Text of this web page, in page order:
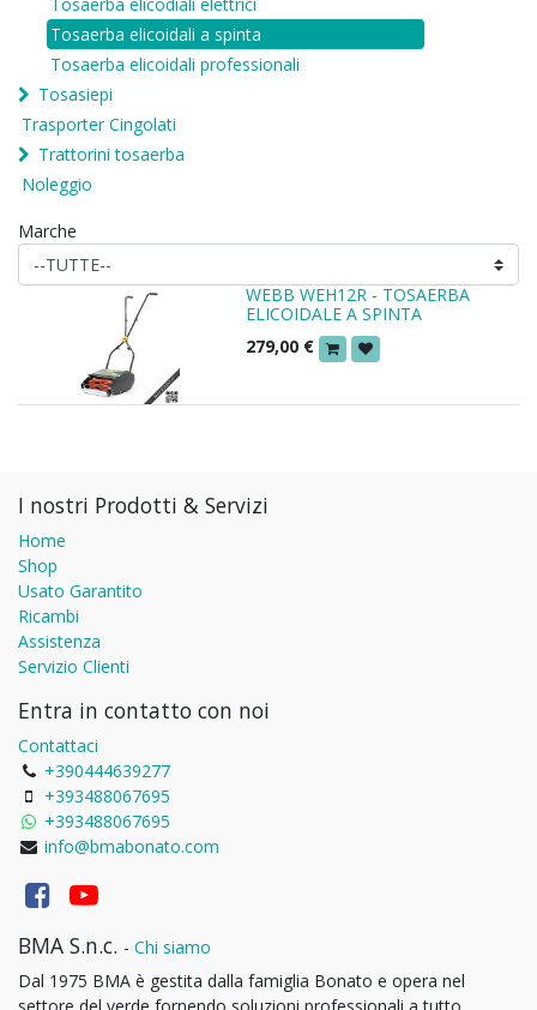
Tosaerba elicodiali elettrici
Tosaerba elicoidali a spinta
Tosaerba elicoidali professionali
Tosasiepi
Trasporter Cingolati
Trattorini tosaerba
Noleggio
Marche
WEBB WEH12R - TOSAERBA
ELICOIDALE A SPINTA
279,00 €
I nostri Prodotti & Servizi
Home
Shop
Usato Garantito
Ricambi
Assistenza
Servizio Clienti
Entra in contatto con noi
Contattaci
+390444639277
+393488067695
+393488067695
info@bmabonato.com
BMA S.n.c. - Chi siamo
Dal 1975 BMA è gestita dalla famiglia Bonato e opera nel